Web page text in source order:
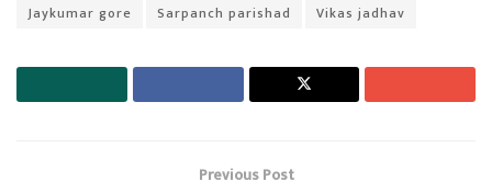
Jaykumar gore
Sarpanch parishad Vikas jadhav
Previous Post